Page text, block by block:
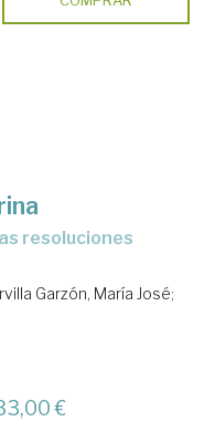
Garzón, María José;
€